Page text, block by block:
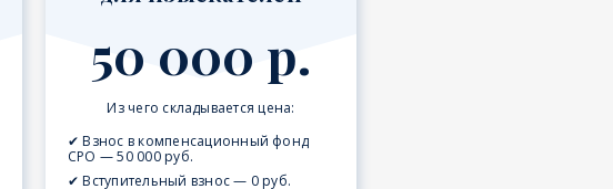
50 000 р.
Из чего складывается цена:
✔ Взнос в компенсационный фонд
СРО — 50 000 руб.
✔ Вступительный взнос — 0 руб.